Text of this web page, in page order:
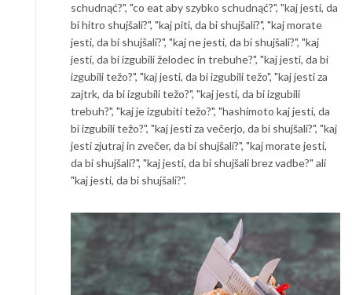
schudnąć?", "co eat aby szybko schudnąć?", "kaj jesti, da
bi hitro shujšali?", "kaj piti, da bi shujšali?", "kaj morate
jesti, da bi shujšali?", "kaj ne jesti, da bi shujšali?", "kaj
jesti, da bi izgubili želodec in trebuhe?", "kaj jesti, da bi
izgubili težo?", "kaj jesti, da bi izgubili težo", "kaj jesti za
zajtrk, da bi izgubili težo?", "kaj jesti, da bi izgubili
trebuh?", "kaj je izgubiti težo?", "hashimoto kaj jesti, da
bi izgubili težo?", "kaj jesti za večerjo, da bi shujšali?", "kaj
jesti zjutraj in zvečer, da bi shujšali?", "kaj morate jesti,
da bi shujšali?", "kaj jesti, da bi shujšali brez vadbe?" ali
"kaj jesti, da bi shujšali?".